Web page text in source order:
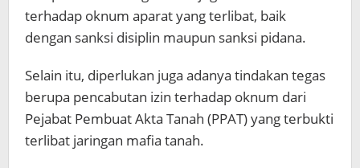
terhadap oknum aparat yang terlibat, baik
dengan sanksi disiplin maupun sanksi pidana.
Selain itu, diperlukan juga adanya tindakan tegas
berupa pencabutan izin terhadap oknum dari
Pejabat Pembuat Akta Tanah (PPAT) yang terbukti
terlibat jaringan mafia tanah.